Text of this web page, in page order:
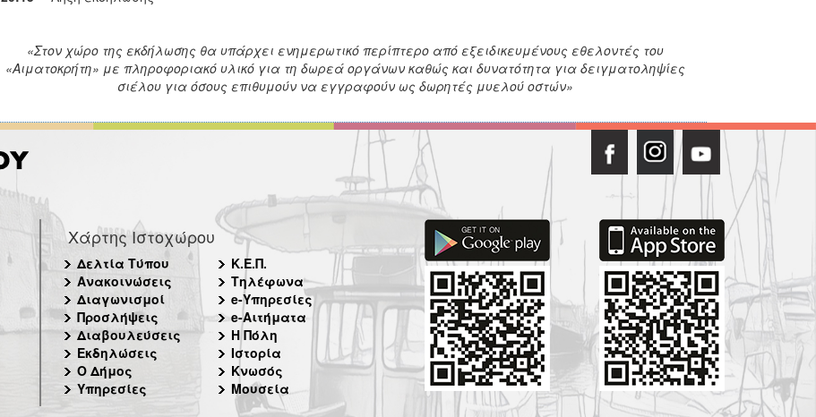
«Στον χώρο της εκδήλωσης θα υπάρχει ενημερωτικό περίπτερο από εξειδικευμένους εθελοντές του
«Αιματοκρήτη» με πληροφοριακό υλικό για τη δωρεά οργάνων καθώς και δυνατότητα για δειγματοληψίες
σιέλου για όσους επιθυμούν να εγγραφούν ως δωρητές μυελού οστών»
Χάρτης Ιστοχώρου
Δελτία Τύπου
Ανακοινώσεις
Διαγωνισμοί
Προσλήψεις
Διαβουλεύσεις
Εκδηλώσεις
Ο Δήμος
Υπηρεσίες
Κ.Ε.Π.
Τηλέφωνα
e-Υπηρεσίες
e-Αιτήματα
Η Πόλη
Ιστορία
Κνωσός
Μουσεία